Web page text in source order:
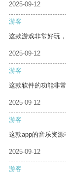
2025-09-12
游客
这款游戏非常好玩
2025-09-12
游客
这款软件的功能非
2025-09-12
游客
这款app的音乐资源
2025-09-12
游客